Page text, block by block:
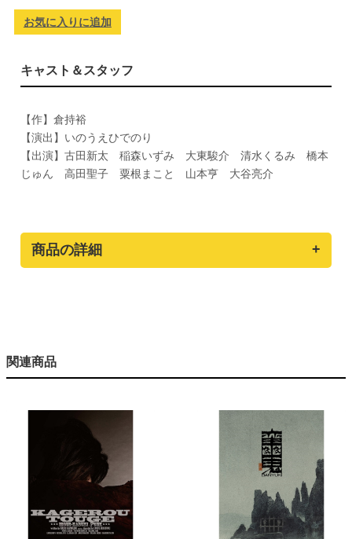
お気に入りに追加
キャスト＆スタッフ
【作】倉持裕
【演出】いのうえひでのり
【出演】古田新太 稲森いずみ 大東駿介 清水くるみ 橋本
じゅん 高田聖子 粟根まこと 山本亨 大谷亮介
商品の詳細
関連商品